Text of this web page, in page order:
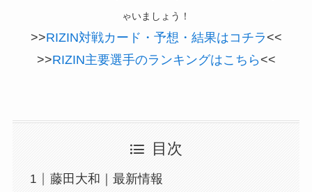
ゃいましょう！
>>RIZIN対戦カード・予想・結果はコチラ <<
>>RIZIN主要選手のランキングはこちら <<
目次
藤田大和｜最新情報